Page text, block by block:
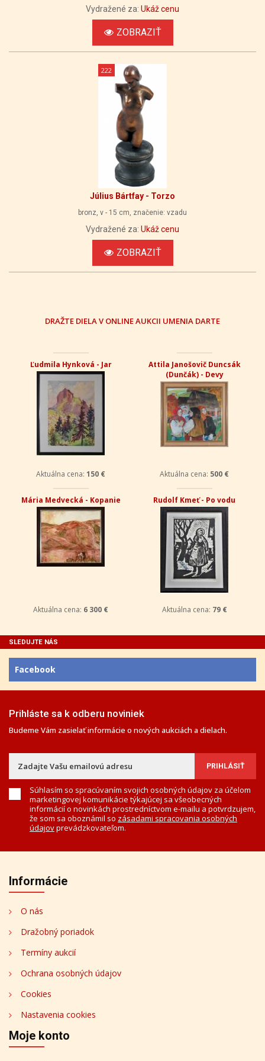
Vydražené za: Ukáž cenu
ZOBRAZIŤ
222
Július Bártfay - Torzo
bronz, v - 15 cm, značenie: vzadu
Vydražené za: Ukáž cenu
ZOBRAZIŤ
DRAŽTE DIELA V ONLINE AUKCII UMENIA DARTE
Ľudmila Hynková - Jar
Aktuálna cena: 150 €
Attila Janošovič Duncsák
(Dunčák) - Devy
Aktuálna cena: 500 €
Mária Medvecká - Kopanie
Aktuálna cena: 6 300 €
Rudolf Kmeť - Po vodu
Aktuálna cena: 79 €
SLEDUJTE NÁS
Facebook
Prihláste sa k odberu noviniek
Budeme Vám zasielať informácie o nových aukciách a dielach.
Súhlasím so spracúvaním svojich osobných údajov za účelom
marketingovej komunikácie týkajúcej sa všeobecných
informácií o novinkách prostredníctvom e-mailu a potvrdzujem,
že som sa oboznámil so zásadami spracovania osobných
údajovprevádzkovateľom.
Informácie
O nás
Dražobný poriadok
Termíny aukcií
Ochrana osobných údajov
Cookies
Nastavenia cookies
Moje konto